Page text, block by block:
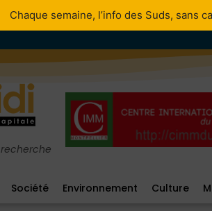
recherche
Société Environnement Culture
Chaque semaine, l’info des Suds, sans